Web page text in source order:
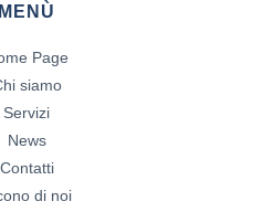
MENÙ
Page
siamo
Servizi
News
Contatti
di noi